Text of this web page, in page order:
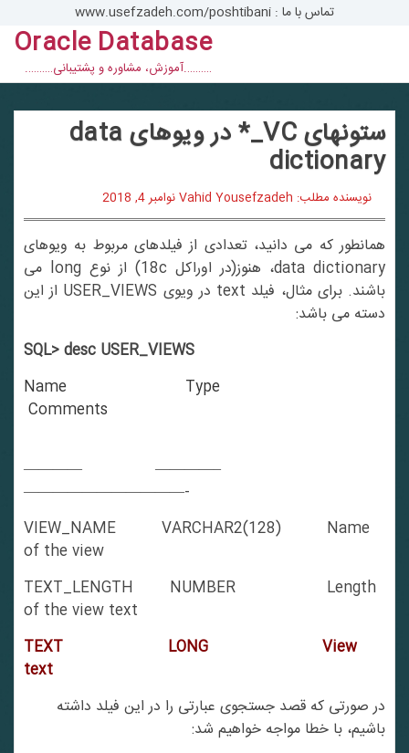
تماس با ما : www.usefzadeh.com/poshtibani
Oracle Database
……….آموزش، مشاوره و پشتیبانی……….
ستونهای VC_* در ویوهای data
dictionary
نویسنده مطلب: Vahid Yousefzadeh نوامبر 4, 2018
همانطور که می دانید، تعدادی از فیلدهای مربوط به ویوهای
data dictionary، هنوز(در اوراکل 18c) از نوع long می
باشند. برای مثال، فیلد text در ویوی USER_VIEWS از این
دسته می باشد:
SQL> desc USER_VIEWS
Name Type
Comments
———— ————–
———————————-
VIEW_NAME VARCHAR2(128) Name
of the view
TEXT_LENGTH NUMBER Length
of the view text
TEXT LONG View
text
در صورتی که قصد جستجوی عبارتی را در این فیلد داشته
باشیم، با خطا مواجه خواهیم شد: